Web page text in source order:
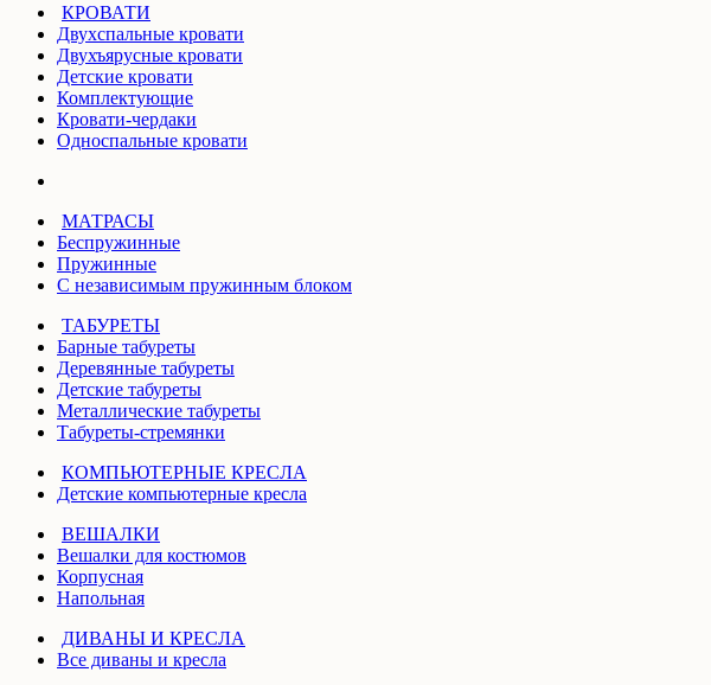
КРОВАТИ
Двухспальные кровати
Двухъярусные кровати
Детские кровати
Комплектующие
Кровати-чердаки
Односпальные кровати
МАТРАСЫ
Беспружинные
Пружинные
С независимым пружинным блоком
ТАБУРЕТЫ
Барные табуреты
Деревянные табуреты
Детские табуреты
Металлические табуреты
Табуреты-стремянки
КОМПЬЮТЕРНЫЕ КРЕСЛА
Детские компьютерные кресла
ВЕШАЛКИ
Вешалки для костюмов
Корпусная
Напольная
ДИВАНЫ И КРЕСЛА
Все диваны и кресла